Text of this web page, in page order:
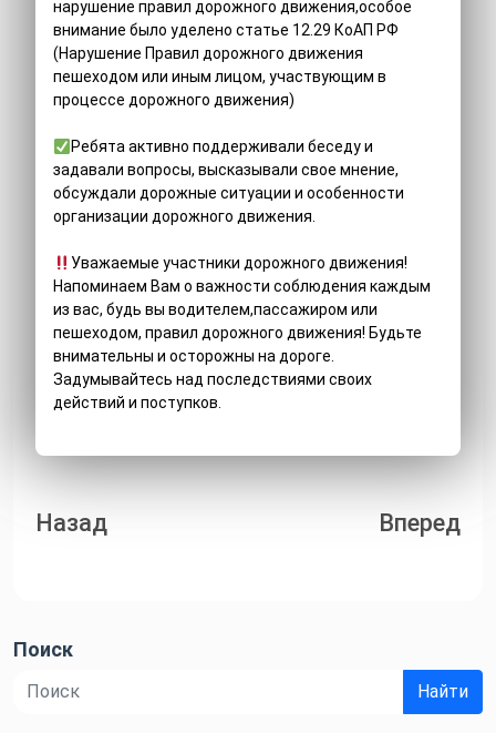
нарушение правил дорожного движения,особое
внимание было уделено статье 12.29 КоАП РФ
(Нарушение Правил дорожного движения
пешеходом или иным лицом, участвующим в
процессе дорожного движения)
Ребята активно поддерживали беседу и
задавали вопросы, высказывали свое мнение,
обсуждали дорожные ситуации и особенности
организации дорожного движения.
Уважаемые участники дорожного движения!
Напоминаем Вам о важности соблюдения каждым
из вас, будь вы водителем,пассажиром или
пешеходом, правил дорожного движения! Будьте
внимательны и осторожны на дороге.
Задумывайтесь над последствиями своих
действий и поступков.
Навигация
Назад Вперед
Поиск
Найти